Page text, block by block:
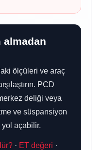
almadan
ölçüleri ve araç
PCD
deliği veya
ve süspansiyon
yol açabilir.
· ET değeri ·